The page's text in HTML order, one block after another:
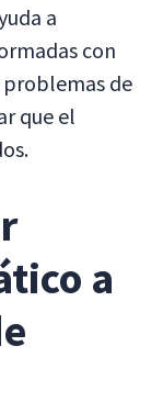
a
con
de
que el
a